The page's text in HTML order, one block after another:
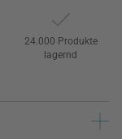
24.000 Produkte
lagernd